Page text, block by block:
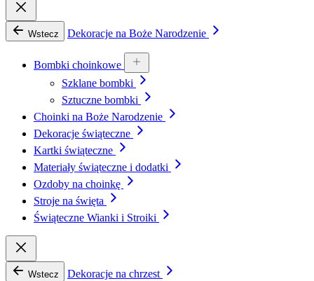
Wstecz Dekoracje na Boże Narodzenie
Bombki choinkowe
Szklane bombki
Sztuczne bombki
Choinki na Boże Narodzenie
Dekoracje świąteczne
Kartki świąteczne
Materiały świąteczne i dodatki
Ozdoby na choinkę
Stroje na święta
Świąteczne Wianki i Stroiki
Wstecz Dekoracje na chrzest